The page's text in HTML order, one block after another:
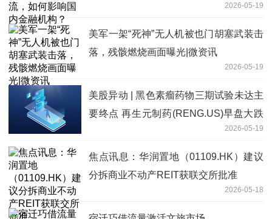
2026-05-19
美军一架“死神”无人机被也门胡塞武装击
落，残骸燃烧画面曝光|微资讯
2026-05-19
美股异动 | 黑色素瘤药物三期试验未达主
要终点 再生元制药(RENG.US)早盘大跌
2026-05-19
焦点讯息：华润置地（01109.HK）建议
分拆商业不动产REIT获联交所批准
2026-05-18